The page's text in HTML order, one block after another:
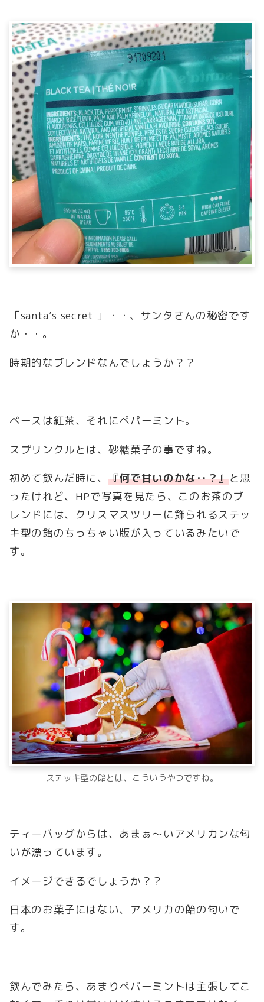
「santa’s secret 」・・、サンタさんの秘密です
か・・。
時期的なブレンドなんでしょうか？？
ベースは紅茶、それにペパーミント。
スプリンクルとは、砂糖菓子の事ですね。
初めて飲んだ時に、 『何で甘いのかな‥？』と思
ったけれど、HPで写真を見たら、このお茶のブ
レンドには、クリスマスツリーに飾られるステッ
キ型の飴のちっちゃい版が入っているみたいで
す。
ステッキ型の飴とは、こういうやつですね。
ティーバッグからは、あまぁ～いアメリカンな匂
いが漂っています。
イメージできるでしょうか？？
日本のお菓子にはない、アメリカの飴の匂いで
す。
飲んでみたら、あまりペパーミントは主張してこ